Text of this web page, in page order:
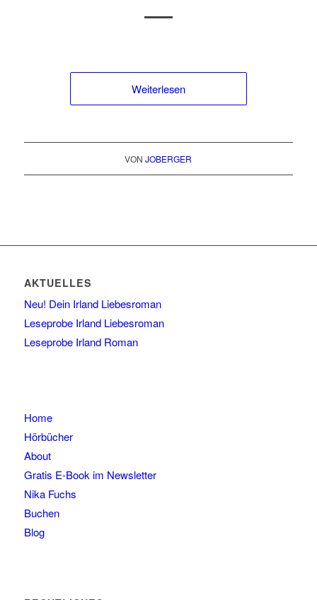
Weiterlesen
VONJOBERGER
AKTUELLES
Neu! Dein Irland Liebesroman
Leseprobe Irland Liebesroman
Leseprobe Irland Roman
Home
Hörbücher
About
Gratis E-Book im Newsletter
Nika Fuchs
Buchen
Blog